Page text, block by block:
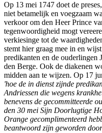
Op 13 mei 1747 doet de
niet betamelijk en voegzaam
verkoor om den Heer Prince
tegenwoordigheid mogt
verkiesinge tot de
stemt hier graag mee in en
predikanten en de ouderlingen
den Berge. Ook de diakenen
midden aan te wijzen. Op 17
'hoe de in dienst zijnde
Andriessen die wegens
benevens de gecommitteerde
den 30 mei Sijn Doorlugtige
Orange gecomplimenteerd
beantwoord zijn geworden